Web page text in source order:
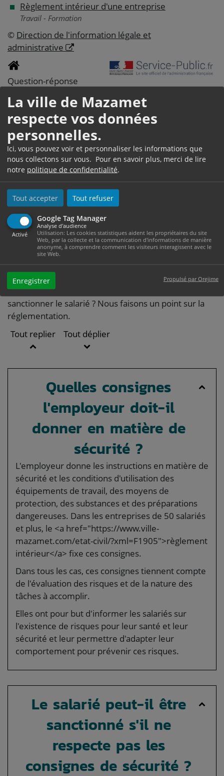
La ville de Mazamet
respecte vos données
personnelles.
Ici, vous pouvez voir et personnaliser les informations que
nous collectons sur vous. Pour en savoir plus, merci de lire
notre politique de confidentialité.
Tout accepter Tout refuser
Google Tag Manager
Activé
Analyse d'audience
Utilisation: Les cookies statistiques aident les propriétaires du site
Web, par la collecte et la communication d'informations de manière
anonyme, à comprendre comment les visiteurs interagissent avec le
site Web.
Enregistrer Propulsé par Orejime
Règlement intérieur d'une entreprise
Travail - Formation
© Direction de l'information légale et
administrative
Question-réponse
QUE RISQUE UN
SALARIÉ QUI NE
RESPECTE PAS LES
CONSIGNES DE
SÉCURITÉ ?
Vérifié le 03/01/2023 - Direction de l'information légale et
administrative (Première ministre)
L'employeur doit garantir la santé et la sécurité du
dans l'entreprise. Que si passe-t-il si le salarié ne
respecte pas ces consignes ? L'employeur peut-il
sanctionner le salarié ? Nous faisons un point sur la
réglementation.
Tout replier
Tout déplier
Quelles consignes
l'employeur doit-il
donner en matière de
sécurité ?
L'employeur donne les instructions en matière de
sécurité et les conditions d'utilisation des
équipements de travail, des moyens de
protection, des substances et des préparations
dangereuses. Dans les entreprises de 50 salariés
et plus, le <a href="https://www.ville-
mazamet.com/etat-civil/?xml=F1905">règlement
intérieur</a> fixe ces consignes.
Dans tous les cas, ces consignes tiennent compte
de l'évaluation des risques et de la nature des
tâches à accomplir.
Elles ont pour but d'informer les salariés sur
l'existence de risques pour leur santé et leur
sécurité et leur permettre d'adapter leur
comportement pour prévenir ces risques.
Le salarié peut-il être
sanctionné s'il ne
respecte pas les
consignes de sécurité ?